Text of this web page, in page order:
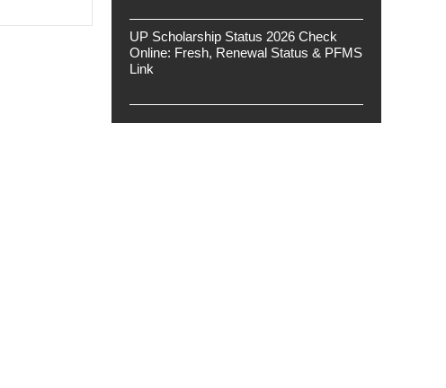
UP Scholarship Status 2026 Check
Online: Fresh, Renewal Status & PFMS
Link